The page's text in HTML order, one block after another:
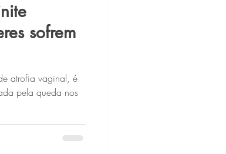
sofrem
atrofia vaginal, é
pela queda nos